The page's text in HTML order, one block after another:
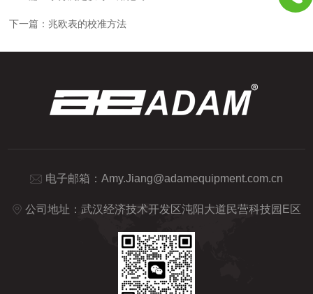
下一篇：兆欧表的校准方法
电子邮箱： Amy.Jiang@adamequipment.com.cn
公司地址：武汉经济技术开发区沌阳大道民营科技园E区